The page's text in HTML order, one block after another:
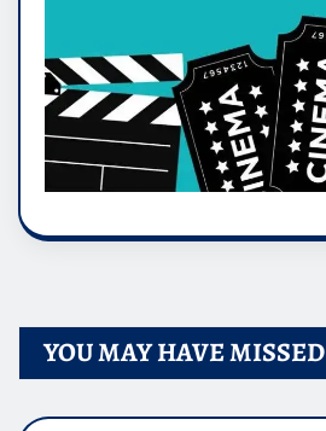
YOU MAY HAVE MISSED